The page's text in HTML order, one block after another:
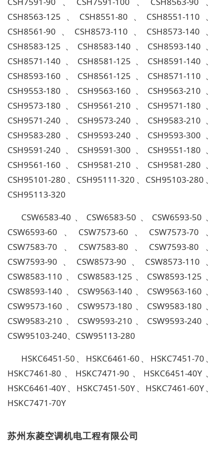
CSH8563-125、CSH8551-80、CSH8551-110、
CSH8561-90、CSH8573-110、CSH8573-140、
CSH8583-125、CSH8583-140、CSH8593-140、
CSH8571-140、CSH8581-125、CSH8591-140、
CSH8593-160、CSH8561-125、CSH8571-110、
CSH9553-180、CSH9563-160、CSH9563-210、
CSH9573-180、CSH9561-210、CSH9571-180、
CSH9571-240、CSH9573-240、CSH9583-210、
CSH9583-280、CSH9593-240、CSH9593-300、
CSH9591-240、CSH9591-300、CSH9551-180、
CSH9561-160、CSH9581-210、CSH9581-280、
CSH95101-280、CSH95111-320、CSH95103-280、
CSH95113-320
CSW6583-40、CSW6583-50、CSW6593-50、
CSW6593-60、CSW7573-60、CSW7573-70、
CSW7583-70、CSW7583-80、CSW7593-80、
CSW7593-90、CSW8573-90、CSW8573-110、
CSW8583-110、CSW8583-125、CSW8593-125、
CSW8593-140、CSW9563-140、CSW9563-160、
CSW9573-160、CSW9573-180、CSW9583-180、
CSW9583-210、CSW9593-210、CSW9593-240、
CSW95103-240、CSW95113-280
HSKC6451-50、HSKC6461-60、HSKC7451-70、
HSKC7461-80、HSKC7471-90、HSKC6451-40Y、
HSKC6461-40Y、HSKC7451-50Y、HSKC7461-60Y、
HSKC7471-70Y
苏州东菱空调机电工程有限公司